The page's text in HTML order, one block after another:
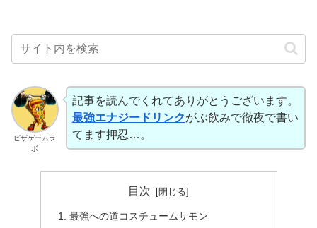
ピザゲームラ
ボ
記事を読んでくれてありがとうございます。
最強エナジードリンクがぶ飲みで徹夜で書い
てます押忍…。
目次
最強への道コスチュームサモン